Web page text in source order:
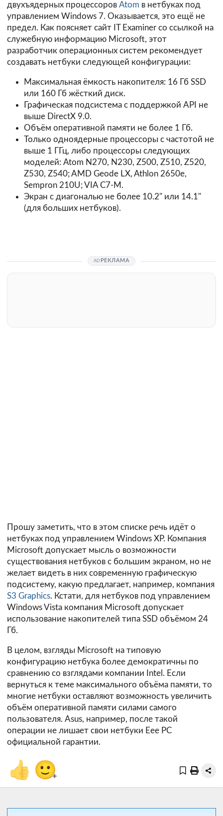
двухъядерных процессоров Atom в нетбуках под
управлением Windows 7. Оказывается, это ещё не
предел. Как поясняет сайт IT Examiner со ссылкой на
служебную информацию Microsoft, этот
разработчик операционных систем рекомендует
создавать нетбуки следующей конфигурации:
Максимальная ёмкость накопителя: 16 Гб SSD
или 160 Гб жёсткий диск.
Графическая подсистема с поддержкой API не
выше DirectX 9.0.
Объём оперативной памяти не более 1 Гб.
Только одноядерные процессоры с частотой не
выше 1 ГГц, либо процессоры следующих
моделей: Atom N270, N230, Z500, Z510, Z520,
Z530, Z540; AMD Geode LX, Athlon 2650e,
Sempron 210U; VIA C7-M.
Экран с диагональю не более 10.2" или 14.1"
(для больших нетбуков).
РЕКЛАМА
Прошу заметить, что в этом списке речь идёт о
нетбуках под управлением Windows XP. Компания
Microsoft допускает мысль о возможности
существования нетбуков с большим экраном, но не
желает видеть в них современную графическую
подсистему, какую предлагает, например, компания
S3 Graphics. Кстати, для нетбуков под управлением
Windows Vista компания Microsoft допускает
использование накопителей типа SSD объёмом 24
Гб.
В целом, взгляды Microsoft на типовую
конфигурацию нетбука более демократичны по
сравнению со взглядами компании Intel. Если
вернуться к теме максимального объёма памяти, то
многие нетбуки оставляют возможность увеличить
объём оперативной памяти силами самого
пользователя. Asus, например, после такой
операции не лишает свои нетбуки Eee PC
официальной гарантии.
👍 🙂
+